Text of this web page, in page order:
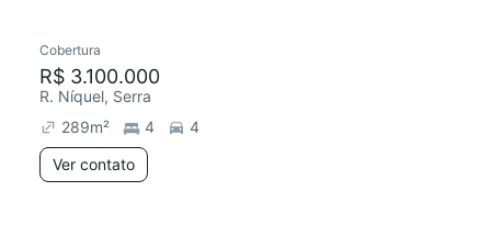
Redecorar
Cobertura
R$ 3.100.000
R. Níquel, Serra
289m² 4
4
Ver contato